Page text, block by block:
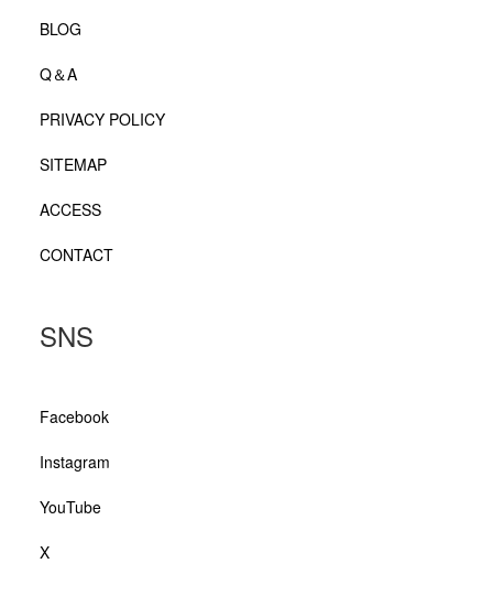
BLOG
Q＆A
PRIVACY POLICY
SITEMAP
ACCESS
CONTACT
SNS
Facebook
Instagram
YouTube
X